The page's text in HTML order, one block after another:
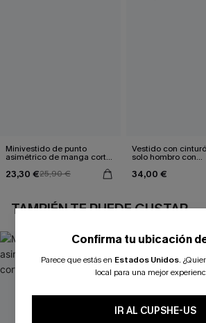
Minivestido de punto
asimétrico de manga corta
23,30 €25,90 €
Vestido con
solo hombro con
34,00 €
TAMBIÉN TE PUEDE GUSTAR
Confirma tu ubicación
Parece que estás en Estados Unidos.
local para una mejor
IR AL CUPSHE-US